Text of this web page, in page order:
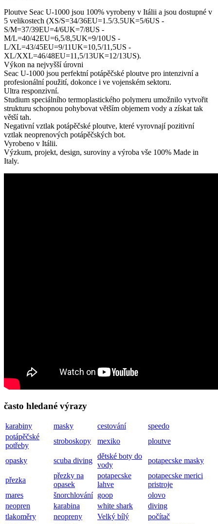
Ploutve Seac U-1000 jsou 100% vyrobeny v Itálii a jsou dostupné v
5 velikostech (XS/S=34/36EU=1.5/3.5UK=5/6US -
S/M=37/39EU=4/6UK=7/8US -
M/L=40/42EU=6,5/8,5UK=9/10US -
L/XL=43/45EU=9/11UK=10,5/11,5US -
XL/XXL=46/48EU=11,5/13UK=12/13US).
Výkon na nejvyšší úrovni
Seac U-1000 jsou perfektní potápěčské ploutve pro intenzivní a
profesionální použití, dokonce i ve vojenském sektoru.
Ultra responzivní.
Studium speciálního termoplastického polymeru umožnilo vytvořit
strukturu schopnou pohybovat větším objemem vody a získat tak
větší tah.
Negativní vztlak potápěčské ploutve, které vyrovnají pozitivní
vztlak neoprenových potápěčských bot.
Vyrobeno v Itálii.
Výzkum, projekt, design, suroviny a výroba vše 100% Made in
Italy.
často hledané výrazy
karabiny masky cestování
speedo
potápěčské
potřeby
stroboskopy mexiko ploutve
opasky scuba diving
dětské boty do
vody
potapecske masky
přezka
přezky na
opasek
potapecske
lahve
potapecske merici
pristroje
mares
šnorchlování goop
olovo
neopren
karabina white shark
diving
tlakoměry
neopreny Velký bílý
počítač